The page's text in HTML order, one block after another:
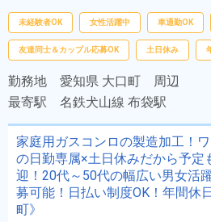
未経験者OK 女性活躍中 車通勤OK
友達同士＆カップル応募OK 土日休み
勤務地 愛知県 大口町 周辺
最寄駅 名鉄犬山線 布袋駅
家庭用ガスコンロの製造加工！
の日勤専属×土日休みだから予定
迎！20代～50代の幅広い男女活
募可能！日払い制度OK！年間休
町》